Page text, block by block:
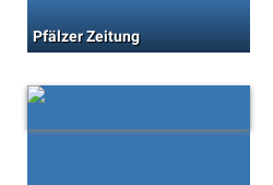
Pfälzer Zeitung